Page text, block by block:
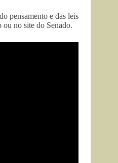
pensamento e das leis
no site do Senado.